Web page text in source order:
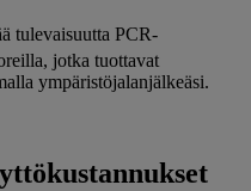
tulevaisuutta PCR-
jotka tuottavat
ympäristöjalanjälkeäsi.